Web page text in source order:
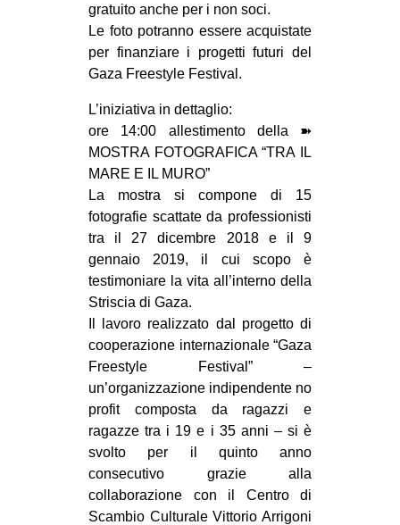
AMBIENTE
ANTIFASCISMO
DIRITTO ALL’ABITARE
GENERI
MIGRAZIONI
PRECARIATO
REPRESSIONE
STUDENTI
CULTURE
CINEMA
MUSICA
RECENSIONI
INTERNAZIONALE
AFRICA
AMERICHE
gratuito anche per i non soci.
Le foto potranno essere acquistate
per finanziare i progetti futuri del
Gaza Freestyle Festival.
L’iniziativa in dettaglio:
ore 14:00 allestimento della ➽
MOSTRA FOTOGRAFICA “TRA IL
MARE E IL MURO”
La mostra si compone di 15
fotografie scattate da professionisti
tra il 27 dicembre 2018 e il 9
gennaio 2019, il cui scopo è
testimoniare la vita all’interno della
Striscia di Gaza.
Il lavoro realizzato dal progetto di
cooperazione internazionale “Gaza
Freestyle Festival” –
un’organizzazione indipendente no
profit composta da ragazzi e
ragazze tra i 19 e i 35 anni – si è
svolto per il quinto anno
consecutivo grazie alla
collaborazione con il Centro di
Scambio Culturale Vittorio Arrigoni